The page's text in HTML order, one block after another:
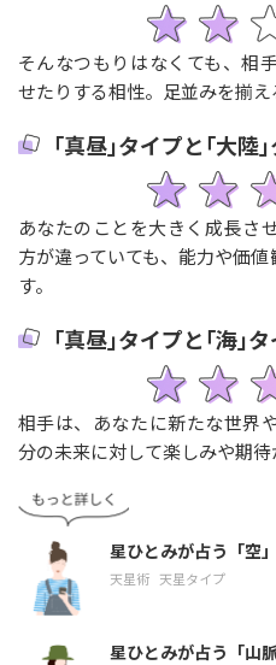
そんなつもりはなくても、相
せたりする相性。足並みを揃え
｢真昼｣タイプと｢大陸
あなたのことを大きく成長さ
方が違っていても、能力や価
す。
｢真昼｣タイプと｢海｣
相手は、あなたに新たな世界
分の未来に対して楽しみや期待
星ひとみが占う「空
天星術 天星タイプ
星ひとみが占う「山